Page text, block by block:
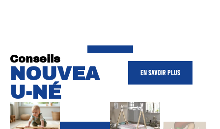
Conseils
NOUVEA
U-NÉ
EN SAVOIR PLUS